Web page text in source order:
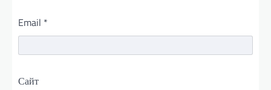
Email *
Сайт